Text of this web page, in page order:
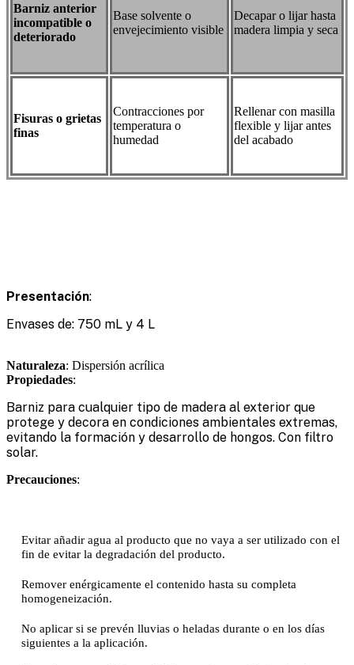
Barniz anterior
incompatible o
deteriorado
Base solvente o
envejecimiento visible
Decapar o lijar hasta
madera limpia y seca
Fisuras o grietas
finas
Contracciones por
temperatura o
humedad
Rellenar con masilla
flexible y lijar antes
del acabado
Presentación:
Envases de: 750 mL y 4 L
Naturaleza: Dispersión acrílica
Propiedades:
Barniz para cualquier tipo de madera al exterior que
protege y decora en condiciones ambientales extremas,
evitando la formación y desarrollo de hongos. Con filtro
solar.
Precauciones:
Evitar añadir agua al producto que no vaya a ser utilizado con el
fin de evitar la degradación del producto.
Remover enérgicamente el contenido hasta su completa
homogeneización.
No aplicar si se prevén lluvias o heladas durante o en los días
siguientes a la aplicación.